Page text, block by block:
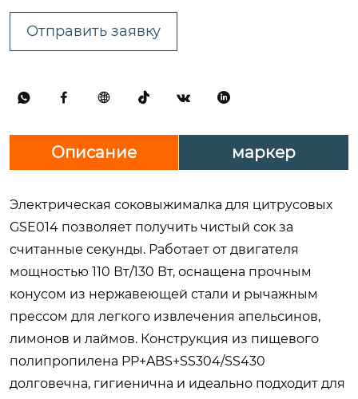
Отправить заявку
     
Описание маркер
Электрическая соковыжималка для цитрусовых
GSE014 позволяет получить чистый сок за
считанные секунды. Работает от двигателя
мощностью 110 Вт/130 Вт, оснащена прочным
конусом из нержавеющей стали и рычажным
прессом для легкого извлечения апельсинов,
лимонов и лаймов. Конструкция из пищевого
полипропилена PP+ABS+SS304/SS430
долговечна, гигиенична и идеально подходит для